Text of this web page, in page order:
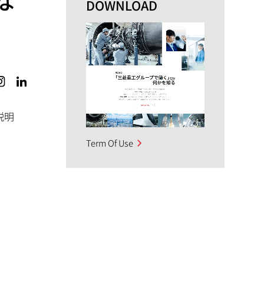
明
DOWNLOAD
Term Of Use